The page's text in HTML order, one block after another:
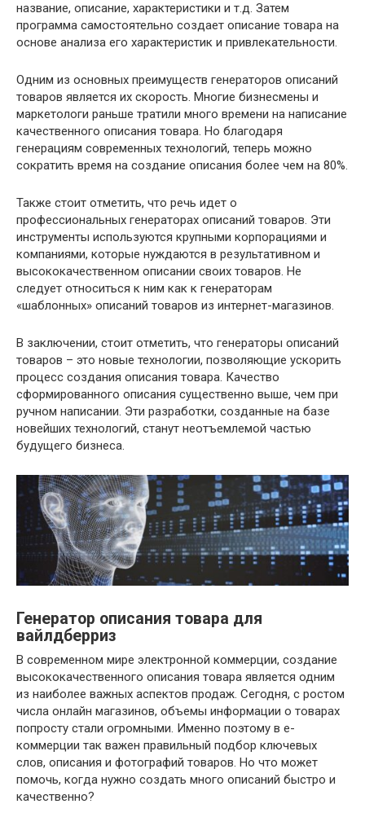
название, описание, характеристики и т.д. Затем
программа самостоятельно создает описание товара на
основе анализа его характеристик и привлекательности.
Одним из основных преимуществ генераторов описаний
товаров является их скорость. Многие бизнесмены и
маркетологи раньше тратили много времени на написание
качественного описания товара. Но благодаря
генерациям современных технологий, теперь можно
сократить время на создание описания более чем на 80%.
Также стоит отметить, что речь идет о
профессиональных генераторах описаний товаров. Эти
инструменты используются крупными корпорациями и
компаниями, которые нуждаются в результативном и
высококачественном описании своих товаров. Не
следует относиться к ним как к генераторам
«шаблонных» описаний товаров из интернет-магазинов.
В заключении, стоит отметить, что генераторы описаний
товаров – это новые технологии, позволяющие ускорить
процесс создания описания товара. Качество
сформированного описания существенно выше, чем при
ручном написании. Эти разработки, созданные на базе
новейших технологий, станут неотъемлемой частью
будущего бизнеса.
Генератор описания товара для
вайлдберриз
В современном мире электронной коммерции, создание
высококачественного описания товара является одним
из наиболее важных аспектов продаж. Сегодня, с ростом
числа онлайн магазинов, объемы информации о товарах
попросту стали огромными. Именно поэтому в е-
коммерции так важен правильный подбор ключевых
слов, описания и фотографий товаров. Но что может
помочь, когда нужно создать много описаний быстро и
качественно?